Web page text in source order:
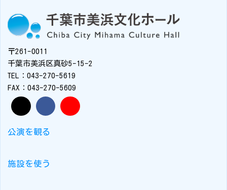
〒261-0011
千葉市美浜区真砂5-15-2
TEL：043-270-5619
FAX：043-270-5609
公演を観る
施設を使う